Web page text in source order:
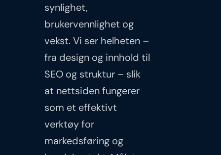
synlighet,
brukervennlighet og
vekst. Vi ser helheten –
fra design og innhold til
SEO og struktur – slik
at nettsiden fungerer
som et effektivt
verktøy for
markedsføring og